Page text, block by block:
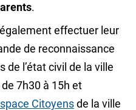
.
effectuer leur
de reconnaissance
de l’état civil de la ville
7h30 à 15h et
Citoyensde la ville